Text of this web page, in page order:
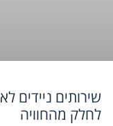
שירותים ניידים
לחלק מהחוויה